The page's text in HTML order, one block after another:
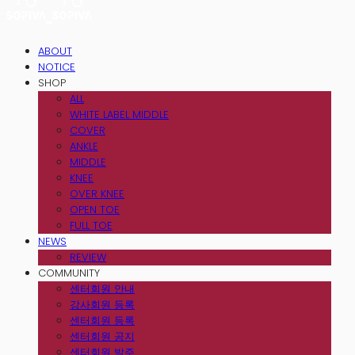
ABOUT
NOTICE
SHOP
ALL
WHITE LABEL MIDDLE
COVER
ANKLE
MIDDLE
KNEE
OVER KNEE
OPEN TOE
FULL TOE
NEWS
REVIEW
COMMUNITY
센터회원 안내
강사회원 등록
센터회원 등록
센터회원 공지
센터회원 발주